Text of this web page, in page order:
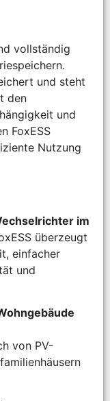
vollständig
und steht
den
und
FoxESS
Nutzung
im
überzeugt
einfacher
und
von PV-